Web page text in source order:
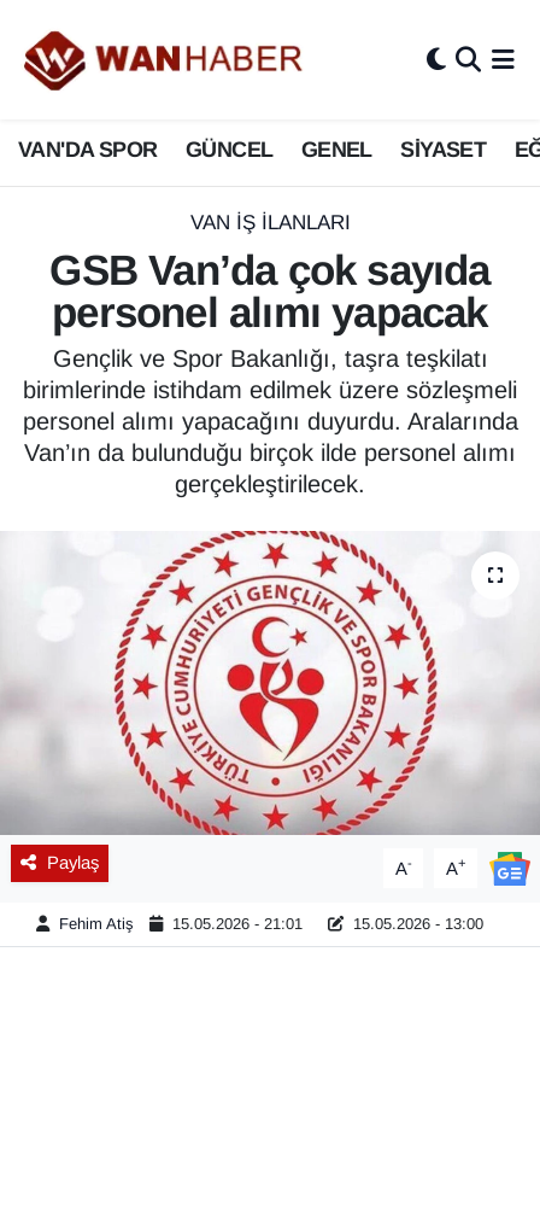
VAN'DA SPOR GÜNCEL GENEL SİYASET
VAN İŞ İLANLARI
GSB Van’da çok sayıda
personel alımı yapacak
Gençlik ve Spor Bakanlığı, taşra teşkilatı
birimlerinde istihdam edilmek üzere sözleşmeli
personel alımı yapacağını duyurdu. Aralarında
Van’ın da bulunduğu birçok ilde personel alımı
gerçekleştirilecek.
Paylaş A- A+
Fehim Atiş 15.05.2026 - 21:01 15.05.2026 - 13:00
3.SAYFA
ASAYİŞ
BİLİM VE TEKNOLOJİ
Biyografi
ÇEVRE
Deprem
DÜNYA
EĞİTİM
EKONOMİ
Eleman
En çok konuşulanlar
Van Nöbetçi Eczaneler
Van Hava Durumu
Van Namaz Vakitleri
Van Trafik Yoğunluk Haritası
Süper Lig Puan Durumu ve Fikstür
Tüm Manşetler
Son Dakika Haberleri